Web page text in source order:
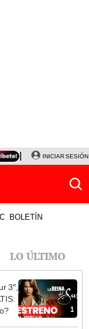
SALDAÑA LA BELLA LUZ
INICIAR SESIÓN
BOLETÍN
LO ÚLTIMO
1
3″,